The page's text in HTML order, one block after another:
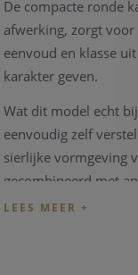
De compacte ronde
afwerking, zorgt
eenvoud en klasse
karakter geven.
Wat dit model echt
eenvoudig zelf
sierlijke vormgeving
gecombineerd met
Het horloge is